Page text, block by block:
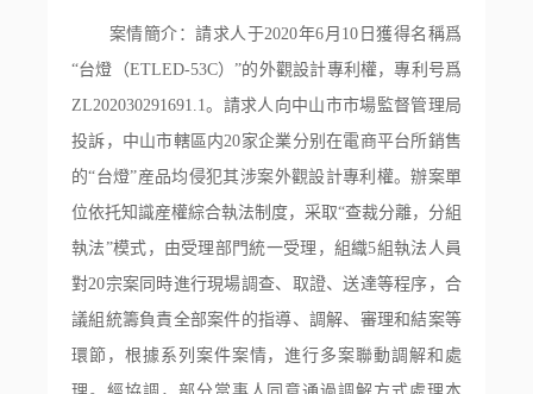
案情簡介：請求人于2020年6月10日獲得名稱爲
“台燈（ETLED-53C）”的外觀設計專利權，專利号爲
ZL202030291691.1。請求人向中山市市場監督管理局
投訴，中山市轄區内20家企業分别在電商平台所銷售
的“台燈”産品均侵犯其涉案外觀設計專利權。辦案單
位依托知識産權綜合執法制度，采取“查裁分離，分組
執法”模式，由受理部門統一受理，組織5組執法人員
對20宗案同時進行現場調查、取證、送達等程序，合
議組統籌負責全部案件的指導、調解、審理和結案等
環節，根據系列案件案情，進行多案聯動調解和處